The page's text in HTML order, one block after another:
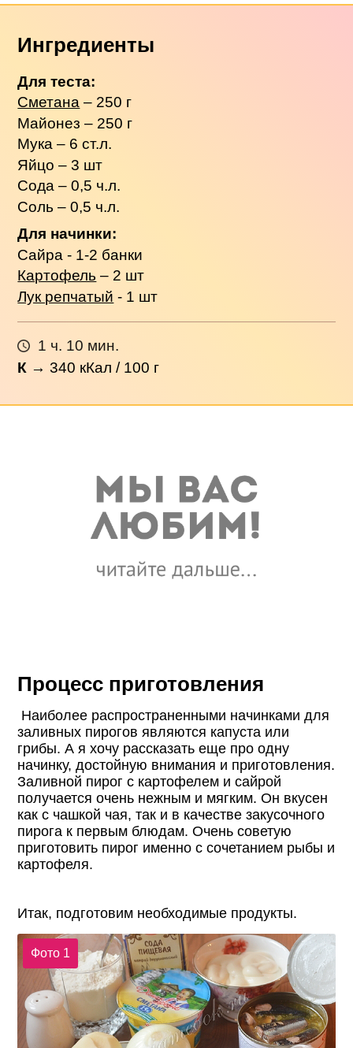
Ингредиенты
Для теста:
Сметана – 250 г
Майонез – 250 г
Мука – 6 ст.л.
Яйцо – 3 шт
Сода – 0,5 ч.л.
Соль – 0,5 ч.л.
Для начинки:
Сайра - 1-2 банки
Картофель – 2 шт
Лук репчатый - 1 шт
1 ч. 10 мин.
К →340 кКал / 100 г
Процесс приготовления
Наиболее распространенными начинками для
заливных пирогов являются капуста или
грибы. А я хочу рассказать еще про одну
начинку, достойную внимания и приготовления.
Заливной пирог с картофелем и сайрой
получается очень нежным и мягким. Он вкусен
как с чашкой чая, так и в качестве закусочного
пирога к первым блюдам. Очень советую
приготовить пирог именно с сочетанием рыбы и
картофеля.
Итак, подготовим необходимые продукты.
Фото 1